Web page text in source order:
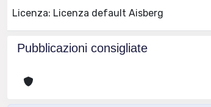
Licenza: Licenza default Aisberg
Pubblicazioni consigliate